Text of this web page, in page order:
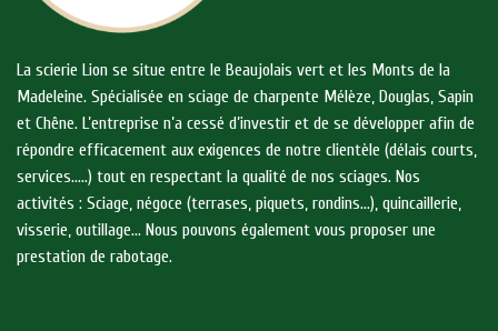
La scierie Lion se situe entre le Beaujolais vert et les Monts de la
Madeleine. Spécialisée en sciage de charpente Mélèze, Douglas, Sapin
et Chêne. L’entreprise n’a cessé d’investir et de se développer afin de
répondre efficacement aux exigences de notre clientèle (délais courts,
services…..) tout en respectant la qualité de nos sciages. Nos
activités : Sciage, négoce (terrases, piquets, rondins…), quincaillerie,
visserie, outillage… Nous pouvons également vous proposer une
prestation de rabotage.